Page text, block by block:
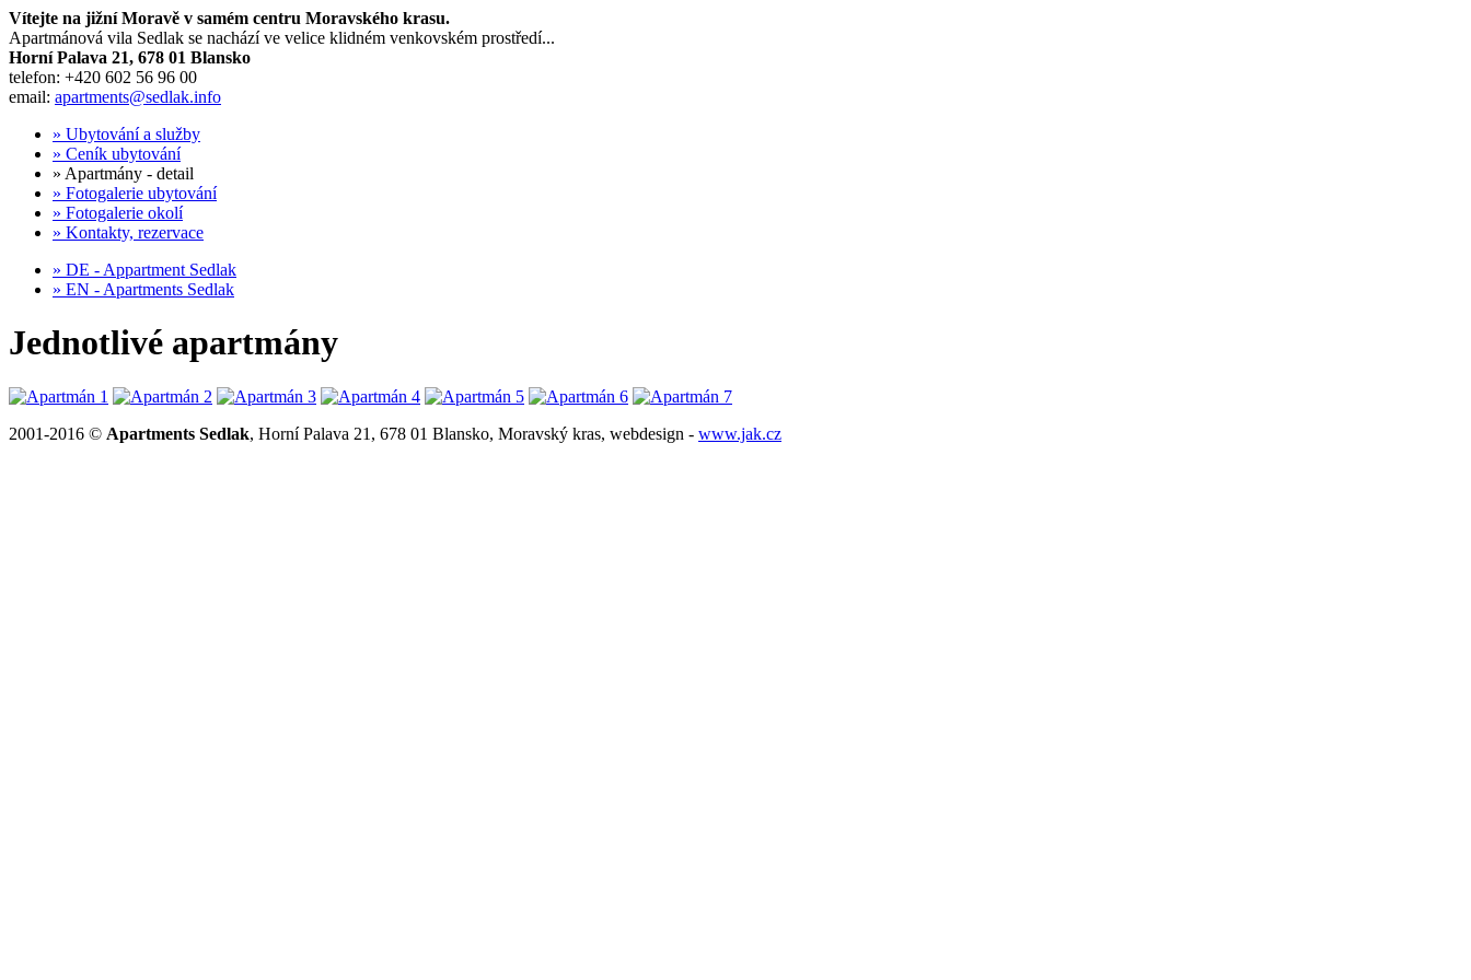
Vítejte na jižní Moravě v samém centru Moravského krasu.
Apartmánová vila Sedlak se nachází ve velice klidném venkovském prostředí...
Horní Palava 21, 678 01 Blansko
telefon: +420 602 56 96 00
email: apartments@sedlak.info
» Ubytování a služby
» Ceník ubytování
» Apartmány - detail
» Fotogalerie ubytování
» Fotogalerie okolí
» Kontakty, rezervace
» DE - Appartment Sedlak
» EN - Apartments Sedlak
Jednotlivé apartmány
2001-2016 © Apartments Sedlak, Horní Palava 21, 678 01 Blansko, Moravský kras, webdesign - www.jak.cz